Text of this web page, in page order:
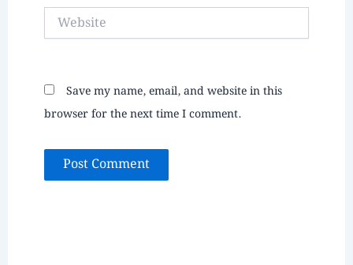
Website
Save my name, email, and website in this
browser for the next time I comment.